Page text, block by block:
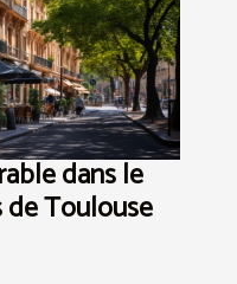
dans le
Toulouse